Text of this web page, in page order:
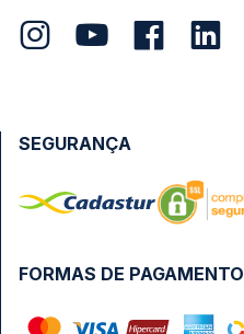
FORMAS DE PAGAMENTO
SEGURANÇA